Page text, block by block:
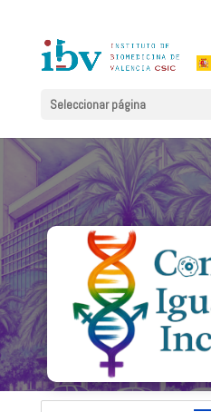
Seleccionar página